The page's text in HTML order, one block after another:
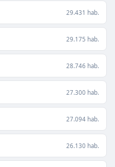
29.431 hab.
29.175 hab.
28.746 hab.
27.300 hab.
27.094 hab.
26.130 hab.